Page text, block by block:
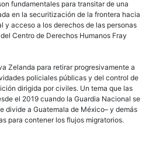
fundamentales para transitar de una
en la securitización de la frontera hacia
y acceso a los derechos de las personas
Centro de Derechos Humanos Fray
Zelanda para retirar progresivamente a
policiales públicas y del control de
dirigida por civiles. Un tema que las
el 2019 cuando la Guardia Nacional se
divide a Guatemala de México– y demás
para contener los flujos migratorios.